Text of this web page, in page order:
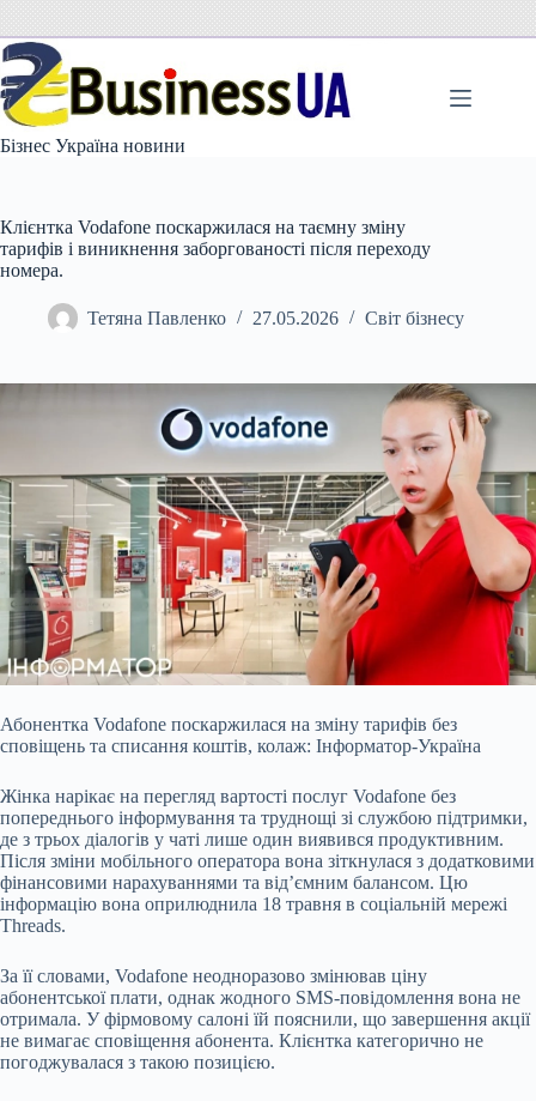
вмісту
Бізнес Україна новини
Клієнтка Vodafone поскаржилася на таємну зміну
тарифів і виникнення заборгованості після переходу
номера.
Тетяна Павленко 27.05.2026 Світ бізнесу
Абонентка Vodafone поскаржилася на зміну тарифів без
сповіщень та списання коштів, колаж: Інформатор-Україна
Жінка нарікає на перегляд вартості послуг Vodafone без
попереднього інформування та труднощі зі службою підтримки,
де з трьох діалогів у чаті лише один виявився продуктивним.
Після зміни мобільного оператора вона зіткнулася з додатковими
фінансовими нарахуваннями та від’ємним балансом. Цю
інформацію вона оприлюднила 18 травня в соціальній мережі
Threads.
За її словами, Vodafone неодноразово змінював ціну
абонентської плати, однак жодного SMS-повідомлення вона не
отримала. У фірмовому салоні їй пояснили, що завершення акції
не вимагає сповіщення абонента. Клієнтка категорично не
погоджувалася з такою позицією.